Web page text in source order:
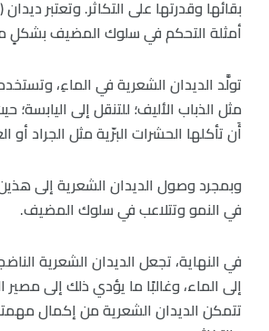
بقائها وقدرتها على التكاثر. وتعتبر
أمثلة التحكم في سلوك المضيف بشكلٍ
تولَّد الديدان الشعرية في الماءِ،
مثل الذباب الأليف؛ للتنقل إلى اليابسة؛
أَن تأكلها الحشرات البرّية مثل الجراد أو
وبمجرد وصول الديدان الشعرية إلى
في النمو وتتلاعب في سلوك المضيف.
في النهاية، تجعل الديدان الشعرية
إلى الماء، وغالبًا ما يؤدي ذلك إلى
تتمكن الديدان الشعرية من إكمال